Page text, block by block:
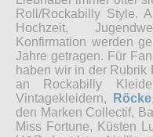
Roll/Rockabilly Style.
Hochzeit,
Konfirmation werden
Jahre getragen. Für
haben wir in der Rubrik
an Rockabilly
Vintagekleidern,
Röcke
den Marken Collectif,
Miss Fortune, Küsten